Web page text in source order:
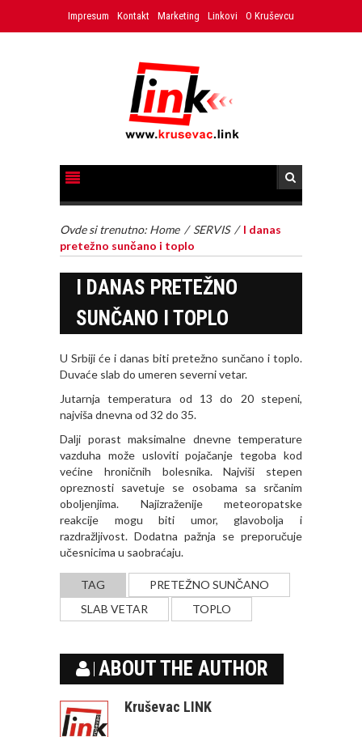
Impresum Kontakt Marketing Linkovi O Kruševcu
Ovde si trenutno: Home / SERVIS / I danas
pretežno sunčano i toplo
I DANAS PRETEŽNO
SUNČANO I TOPLO
U Srbiji će i danas biti pretežno sunčano i toplo.
Duvaće slab do umeren severni vetar.
Jutarnja temperatura od 13 do 20 stepeni,
najviša dnevna od 32 do 35.
Dalјi porast maksimalne dnevne temperature
vazduha može usloviti pojačanje tegoba kod
većine hroničnih bolesnika. Najviši stepen
opreznosti savetuje se osobama sa srčanim
obolјenjima. Najizraženije meteoropatske
reakcije mogu biti umor, glavobolјa i
razdražlјivost. Dodatna pažnja se preporučuje
učesnicima u saobraćaju.
TAG
PRETEŽNO SUNČANO
SLAB VETAR
TOPLO
ABOUT THE AUTHOR
Kruševac LINK